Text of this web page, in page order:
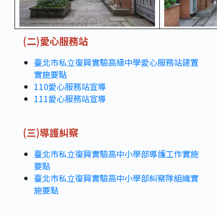
(二)愛心服務站
臺北市私立復興實驗高級中學愛心服務站建置
實施要點
110愛心服務站宣導
111愛心服務站宣導
(三)導護糾察
臺北市私立復興實驗高中小學部導護工作實施
要點
臺北市私立復興實驗高中小學部糾察隊組織實
施要點